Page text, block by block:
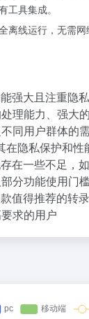
工具集成。
离线运行，无需
强大且注重隐
理能力、强大
同用户群体的
隐私保护和性
在一些不足，
分功能使用门
值得推荐的转
求的用户